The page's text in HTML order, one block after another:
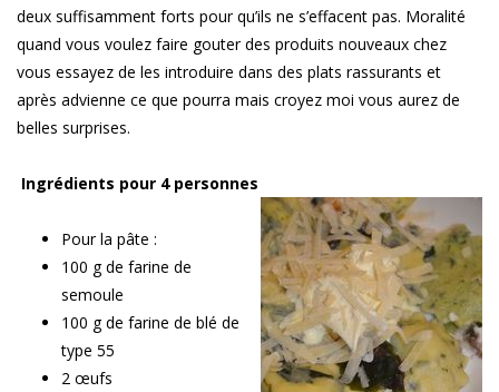
deux suffisamment forts pour qu’ils ne s’effacent pas. Moralité
quand vous voulez faire gouter des produits nouveaux chez
vous essayez de les introduire dans des plats rassurants et
après advienne ce que pourra mais croyez moi vous aurez de
belles surprises.
Ingrédients pour 4 personnes
Pour la pâte :
100 g de farine de
semoule
100 g de farine de blé de
type 55
2 œufs